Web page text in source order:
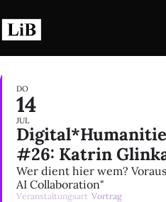
Inhalt
springen
DO
14
JUL
#26: Katrin
Wer dient hier wem?
AI Collaboration"
Veranstaltungsart Vortrag